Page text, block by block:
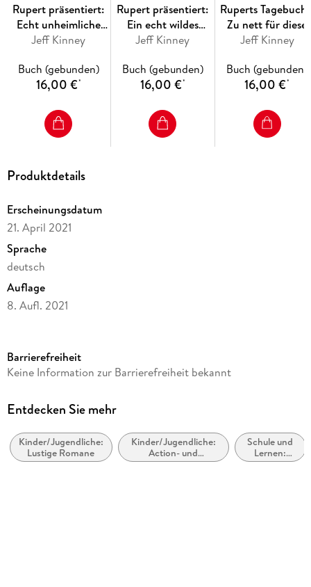
Rupert präsentiert:
Echt unheimliche
Gruselgeschichten 2
Jeff Kinney
Buch (gebunden)
16,00 €*
Rupert präsentiert:
Ein echt wildes
Abenteuer
Jeff Kinney
Buch (gebunden)
16,00 €*
Ruperts Tagebuch
Zu nett für diese
Welt!
Jeff Kinney
Buch (gebunden)
16,00 €*
Produktdetails
Erscheinungsdatum
21. April 2021
Sprache
deutsch
Auflage
8. Aufl. 2021
Altersempfehlung
Reihe
Autor/Autorin
Jeff Kinney
Barrierefreiheit
Keine Information zur Barrierefreiheit bekannt
Entdecken Sie mehr
Kinder/Jugendliche:
Lustige Romane
Kinder/Jugendliche:
Action- und
Abenteuergeschichten
Schule und
Lernen:
Erstsprache: